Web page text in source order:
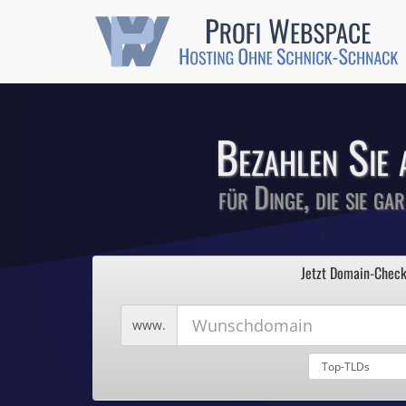
Günstige
Comodo-
Bezahlen
für Dinge, die sie
Profi
Hosting ohne
Domains für
2
3
5
Jetzt Domain-
Wunschdomain
www.